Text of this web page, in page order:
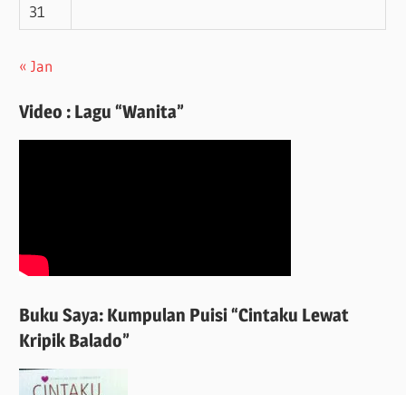
31
« Jan
Video : Lagu “Wanita”
Buku Saya: Kumpulan Puisi “Cintaku Lewat
Kripik Balado”